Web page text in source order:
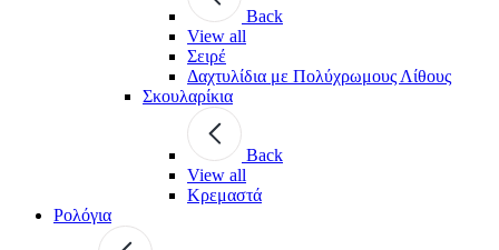
Back
View all
Σειρέ
Δαχτυλίδια με Πολύχρωμους Λίθους
Σκουλαρίκια
Back
View all
Κρεμαστά
Ρολόγια